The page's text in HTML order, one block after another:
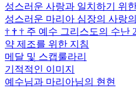
성스러운 사랑과 일치하기 위
성스러운 마리아 심장의 사랑
† † † 주 예수 그리스도의 수난
약 제조를 위한 지침
메달 및 스캡룰라리
기적적인 이미지
예수님과 마리아님의 현현